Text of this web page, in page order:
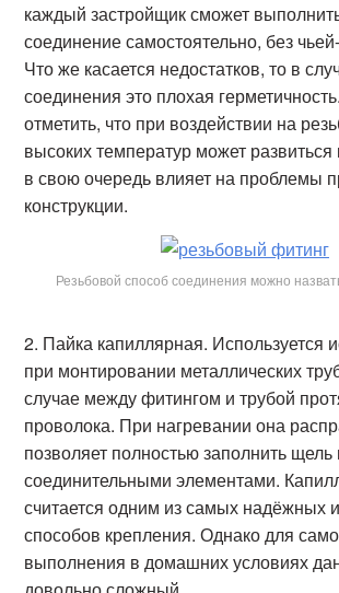
каждый застройщик сможет
соединение самостоятельно, без
Что же касается недостатков, то в
соединения это плохая
отметить, что при воздействии на
высоких температур может развиться
в свою очередь влияет на проблемы
конструкции.
Резьбовой способ соединения можно
Пайка капиллярная. Используется
при монтировании металлических
случае между фитингом и трубой
проволока. При нагревании она
позволяет полностью заполнить
соединительными элементами.
считается одним из самых надёжных
способов крепления. Однако для
выполнения в домашних условиях